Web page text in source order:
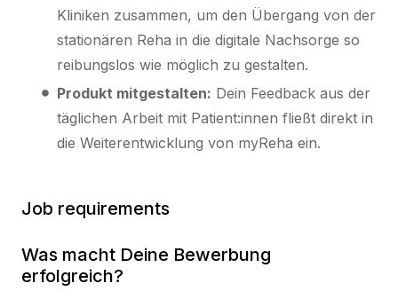
Kliniken zusammen, um den Übergang von der
stationären Reha in die digitale Nachsorge so
reibungslos wie möglich zu gestalten.
Produkt mitgestalten: Dein Feedback aus der
täglichen Arbeit mit Patient:innen fließt direkt in
die Weiterentwicklung von myReha ein.
Job requirements
Was macht Deine Bewerbung
erfolgreich?